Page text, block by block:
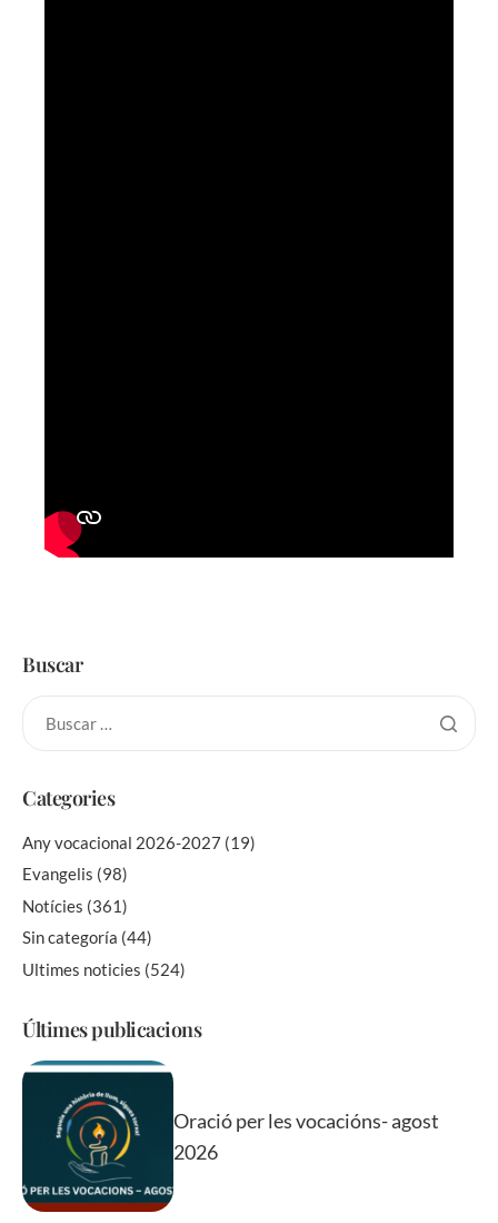
Buscar
Categories
Any vocacional 2026-2027 (19)
Evangelis (98)
Notícies (361)
Sin categoría (44)
Ultimes noticies (524)
Últimes publicacions
Oració per les vocacións- agost
2026